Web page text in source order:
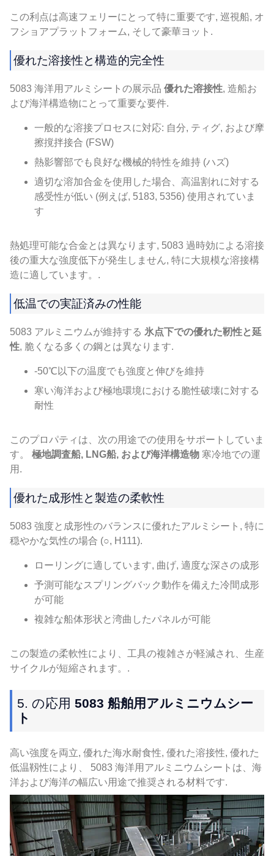
この利点は高速フェリーにとって特に重要です, 巡視船, オ
フショアプラットフォーム, そして豪華ヨット.
優れた溶接性と構造的完全性
5083 海洋用アルミシートの展示品 優れた溶接性, 造船お
よび海洋構造物にとって重要な要件.
一般的な溶接プロセスに対応: 自分, ティグ, および摩
擦撹拌接合 (FSW)
熱影響部でも良好な機械的特性を維持 (ハズ)
適切な溶加合金を使用した場合、高温割れに対する
感受性が低い (例えば, 5183, 5356) 使用されていま
す
熱処理可能な合金とは異なります, 5083 過時効による溶接
後の重大な強度低下が発生しません, 特に大規模な溶接構
造に適しています。.
低温での実証済みの性能
5083 アルミニウムが維持する 氷点下での優れた靭性と延
性, 脆くなる多くの鋼とは異なります.
-50℃以下の温度でも強度と伸びを維持
寒い海洋および極地環境における脆性破壊に対する
耐性
このプロパティは、次の用途での使用をサポートしていま
す。 極地調査船, LNG船, および海洋構造物 寒冷地での運
用.
優れた成形性と製造の柔軟性
5083 強度と成形性のバランスに優れたアルミシート, 特に
穏やかな気性の場合 (○, H111).
ローリングに適しています, 曲げ, 適度な深さの成形
予測可能なスプリングバック動作を備えた冷間成形
が可能
複雑な船体形状と湾曲したパネルが可能
この製造の柔軟性により、工具の複雑さが軽減され、生産
サイクルが短縮されます。.
5. の応用 5083 船舶用アルミニウムシー
ト
高い強度を両立, 優れた海水耐食性, 優れた溶接性, 優れた
低温靱性により、 5083 海洋用アルミニウムシートは、海
洋および海洋の幅広い用途で推奨される材料です.